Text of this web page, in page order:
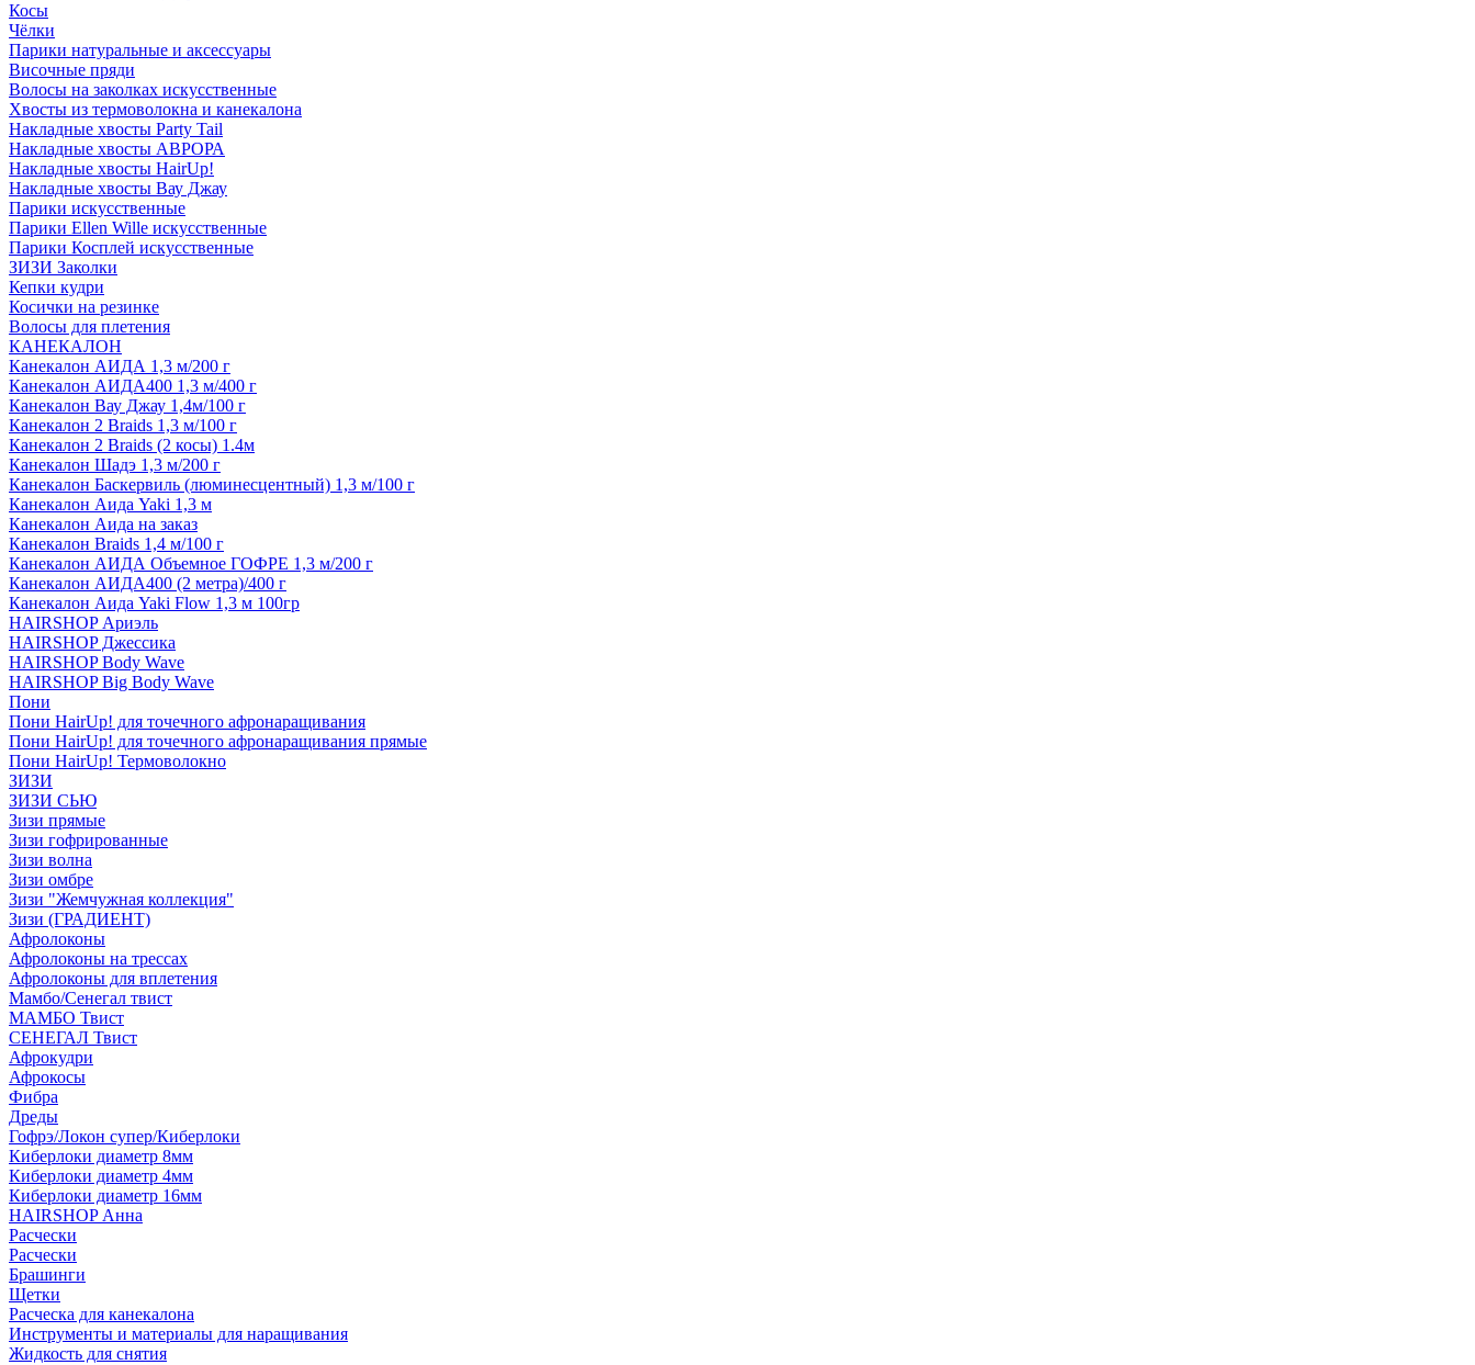
Косы
Чёлки
Парики натуральные и аксессуары
Височные пряди
Волосы на заколках искусственные
Хвосты из термоволокна и канекалона
Накладные хвосты Party Tail
Накладные хвосты АВРОРА
Накладные хвосты HairUp!
Накладные хвосты Вау Джау
Парики искусственные
Парики Ellen Wille искусственные
Парики Косплей искусственные
ЗИЗИ Заколки
Кепки кудри
Косички на резинке
Волосы для плетения
КАНЕКАЛОН
Канекалон АИДА 1,3 м/200 г
Канекалон АИДА400 1,3 м/400 г
Канекалон Вау Джау 1,4м/100 г
Канекалон 2 Braids 1,3 м/100 г
Канекалон 2 Braids (2 косы) 1.4м
Канекалон Шадэ 1,3 м/200 г
Канекалон Баскервиль (люминесцентный) 1,3 м/100 г
Канекалон Аида Yaki 1,3 м
Канекалон Аида на заказ
Канекалон Braids 1,4 м/100 г
Канекалон АИДА Объемное ГОФРЕ 1,3 м/200 г
Канекалон АИДА400 (2 метра)/400 г
Канекалон Аида Yaki Flow 1,3 м 100гр
HAIRSHOP Ариэль
HAIRSHOP Джессика
HAIRSHOP Body Wave
HAIRSHOP Big Body Wave
Пони
Пони HairUp! для точечного афронаращивания
Пони HairUp! для точечного афронаращивания прямые
Пони HairUp! Термоволокно
ЗИЗИ
ЗИЗИ СЬЮ
Зизи прямые
Зизи гофрированные
Зизи волна
Зизи омбре
Зизи "Жемчужная коллекция"
Зизи (ГРАДИЕНТ)
Афролоконы
Афролоконы на трессах
Афролоконы для вплетения
Мамбо/Сенегал твист
МАМБО Твист
СЕНЕГАЛ Твист
Афрокудри
Афрокосы
Фибра
Дреды
Гофрэ/Локон супер/Киберлоки
Киберлоки диаметр 8мм
Киберлоки диаметр 4мм
Киберлоки диаметр 16мм
HAIRSHOP Анна
Расчески
Расчески
Брашинги
Щетки
Расческа для канекалона
Инструменты и материалы для наращивания
Жидкость для снятия